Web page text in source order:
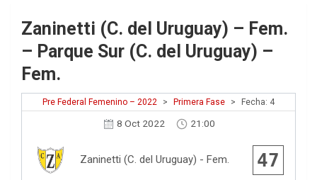
Zaninetti (C. del Uruguay) – Fem.
– Parque Sur (C. del Uruguay) –
Fem.
Pre Federal Femenino – 2022 > Primera Fase > Fecha: 4
8 Oct 2022 21:00
Zaninetti (C. del Uruguay) - Fem. 47